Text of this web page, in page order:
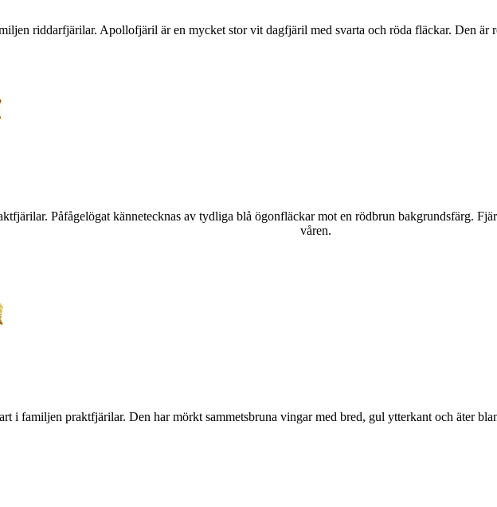
riddarfjärilar. Apollofjäril är en mycket stor vit dagfjäril med svarta och röda fläckar. Den är
Påfågelögat kännetecknas av tydliga blå ögonfläckar mot en rödbrun bakgrundsfärg.
våren.
i familjen praktfjärilar. Den har mörkt sammetsbruna vingar med bred, gul ytterkant och äter